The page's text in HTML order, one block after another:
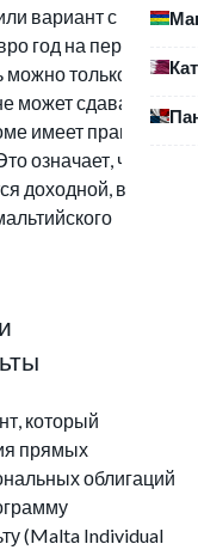
вариант с
год на период не
можно только
может сдаваться
имеет право
означает, что
доходной, в
который
прямых
облигаций
(Malta Individual